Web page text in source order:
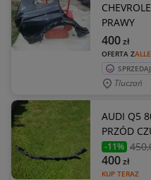
PRAWY
OFERTA Z
400zł
Tluczań
AUDI Q5
PRZÓD
-11% 450
KUP TERAZ
400zł